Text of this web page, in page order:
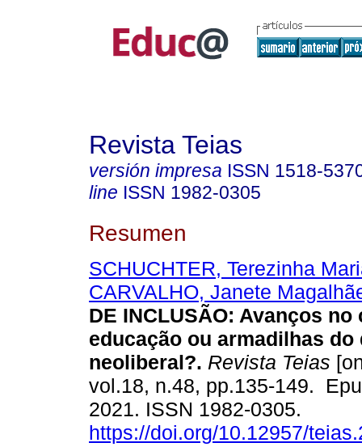
Revista Teias
versión impresa ISSN 1518-
line ISSN 1982-0305
Resumen
SCHUCHTER, Terezinha
CARVALHO, Janete
DE INCLUSÃO: Avanços no
educação ou armadilhas
neoliberal?. Revista Teias
vol.18, n.48, pp.135-149.
2021. ISSN 1982-0305.
https://doi.org/10.12957/